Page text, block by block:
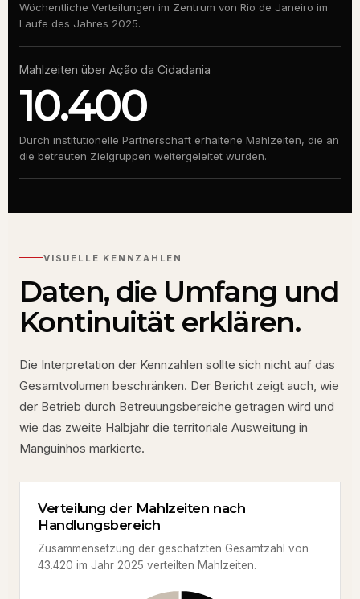
Wöchentliche Verteilungen im Zentrum von Rio de Janeiro im
Laufe des Jahres 2025.
Mahlzeiten über Ação da Cidadania
10.400
Durch institutionelle Partnerschaft erhaltene Mahlzeiten, die an
die betreuten Zielgruppen weitergeleitet wurden.
VISUELLE KENNZAHLEN
Daten, die Umfang und
Kontinuität erklären.
Die Interpretation der Kennzahlen sollte sich nicht auf das
Gesamtvolumen beschränken. Der Bericht zeigt auch, wie
der Betrieb durch Betreuungsbereiche getragen wird und
wie das zweite Halbjahr die territoriale Ausweitung in
Manguinhos markierte.
Verteilung der Mahlzeiten nach
Handlungsbereich
Zusammensetzung der geschätzten Gesamtzahl von
43.420 im Jahr 2025 verteilten Mahlzeiten.